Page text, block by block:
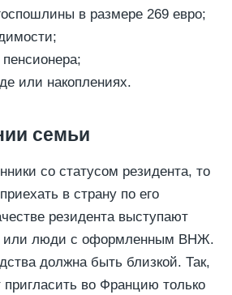
в размере 269 евро;
или накоплениях.
семьи
со статусом резидента, то
в страну по его
резидента выступают
или люди с оформленным ВНЖ.
должна быть близкой. Так,
пригласить во Францию только